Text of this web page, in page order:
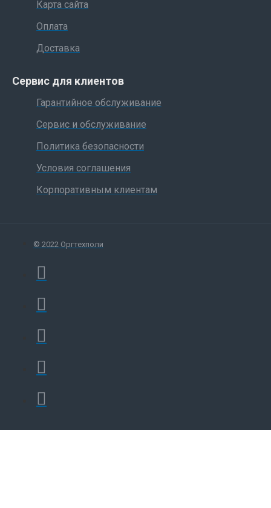
Карта сайта
Оплата
Доставка
Сервис для клиентов
Гарантийное обслуживание
Сервис и обслуживание
Политика безопасности
Условия соглашения
Корпоративным клиентам
© 2022 Оргтехполи